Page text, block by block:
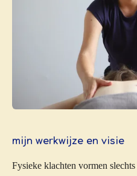
mijn werkwijze en visie
Fysieke klachten vormen